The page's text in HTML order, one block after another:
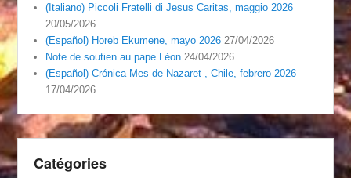
(Italiano) Piccoli Fratelli di Jesus Caritas, maggio 2026
20/05/2026
(Español) Horeb Ekumene, mayo 2026 27/04/2026
Note de soutien au pape Léon 24/04/2026
(Español) Crónica Mes de Nazaret , Chile, febrero 2026
17/04/2026
Catégories